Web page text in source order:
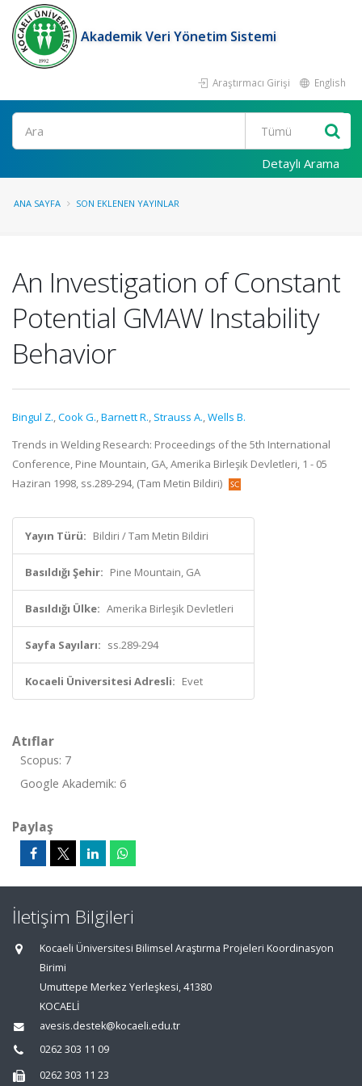
Akademik Veri Yönetim Sistemi
Araştırmacı Girişi English
Ara
Detaylı Arama
ANA SAYFA SON EKLENEN YAYINLAR
An Investigation of Constant
Potential GMAW Instability
Behavior
Bingul Z.,Cook G.,Barnett R., Strauss A.,Wells B.
Trends in Welding Research: Proceedings of the 5th International
Conference, Pine Mountain, GA, Amerika Birleşik Devletleri, 1 - 05
Haziran 1998, ss.289-294, (Tam Metin Bildiri)
Yayın Türü: Bildiri / Tam Metin Bildiri
Basıldığı Şehir: Pine Mountain, GA
Basıldığı Ülke: Amerika Birleşik Devletleri
Sayfa Sayıları: ss.289-294
Kocaeli Üniversitesi Adresli: Evet
Atıflar
Scopus: 7
Google Akademik: 6
Paylaş
İletişim Bilgileri
Kocaeli Üniversitesi Bilimsel Araştırma Projeleri Koordinasyon
Birimi
Umuttepe Merkez Yerleşkesi, 41380
KOCAELİ
avesis.destek@kocaeli.edu.tr
0262 303 11 09
0262 303 11 23